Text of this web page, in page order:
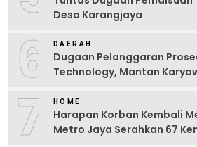
Desa Karangjaya
6 DAERAH
Dugaan Pelanggaran
Technology, Mantan
7 HOME
Harapan Korban Kembali
Metro Jaya Serahkan 67